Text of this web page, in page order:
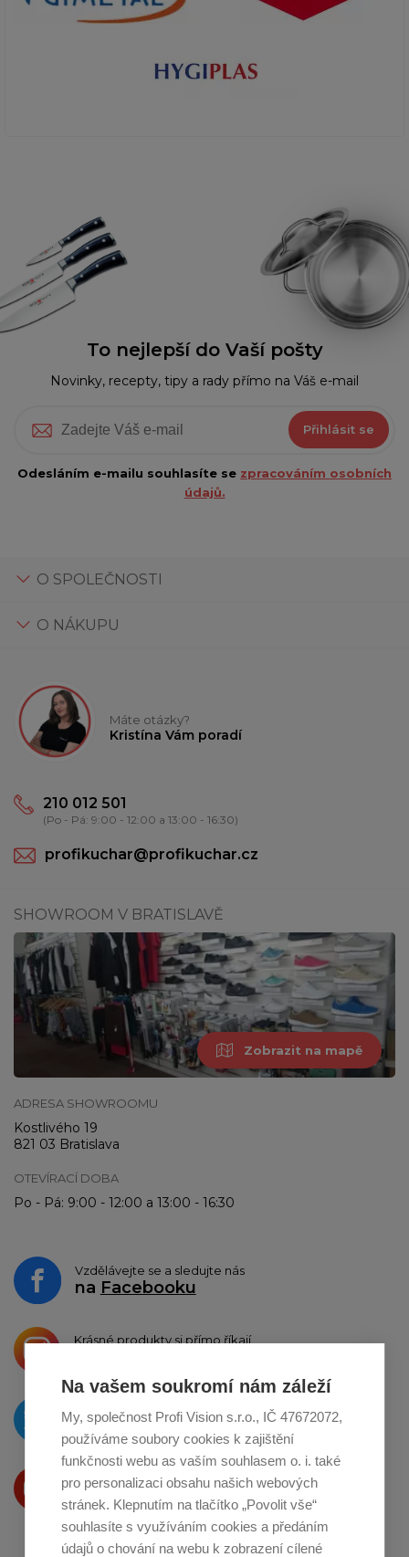
Na vašem soukromí nám záleží
My, společnost Profi Vision s.r.o., IČ 47672072,
používáme soubory cookies k zajištění
funkčnosti webu as vaším souhlasem o. i. také
pro personalizaci obsahu našich webových
stránek. Klepnutím na tlačítko „Povolit vše“
souhlasíte s využíváním cookies a předáním
údajů o chování na webu k zobrazení cílené
To nejlepší do Vaší pošty
Novinky, recepty, tipy a rady přímo na Váš e-mail
Přihlásit se
Odesláním e-mailu souhlasíte se zpracováním osobních
údajů.
O SPOLEČNOSTI
O NÁKUPU
Máte otázky?
Kristína Vám poradí
210 012 501
(Po - Pá: 9:00 - 12:00 a 13:00 - 16:30)
profikuchar@profikuchar.cz
SHOWROOM V BRATISLAVĚ
Zobrazit na mapě
ADRESA SHOWROOMU
Kostlivého 19
821 03 Bratislava
OTEVÍRACÍ DOBA
Po - Pá: 9:00 - 12:00 a 13:00 - 16:30
Vzdělávejte se a sledujte nás
na Facebooku
Krásné produkty si přímo říkají
O novinkách píšeme
naTwitteru
Produkty Vám představujeme
na Youtube